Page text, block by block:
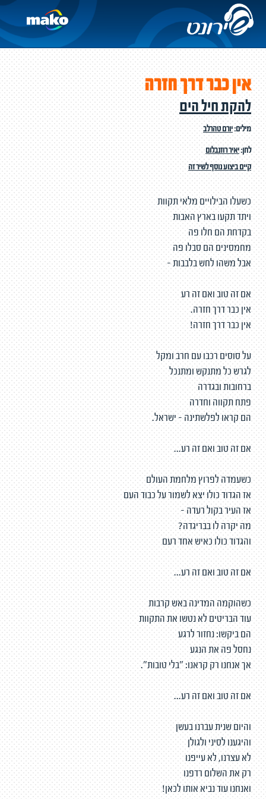
אין כבר דרך חזרה
להקת חיל הים
מילים:יורם טהרלב
לחן:יאיר רוזנבלום
קיים ביצוע נוסף לשיר זה
כשעלו הבילויים מלאי תקוות
ויתד תקעו בארץ האבות
בקדחת הם חלו פה
מחמסינים הם סבלו פה
אבל משהו לחש בלבבות -
אם זה טוב ואם זה רע
אין כבר דרך חזרה.
אין כבר דרך חזרה!
על סוסים רכבו עם חרב ומקל
לגרש כל מתנקש ומתנכל
ברחובות ובגדרה
פתח תקווה וחדרה
הם קראו לפלשתינה - ישראל.
אם זה טוב ואם זה רע...
כשעמדה לפרוץ מלחמת העולם
אז הגדוד כולו יצא לשמור על כבוד העם
אז העיר בקול רעדה -
מה יקרה לו בבריגדה?
והגדוד כולו כאיש אחד רעם
אם זה טוב ואם זה רע...
כשהוקמה המדינה באש קרבות
עוד הבריטים לא נטשו את התקוות
הם ביקשו: נחזור לרגע
נחסל פה את הנגע
אך אנחנו רק קראנו: "בלי טובות".
אם זה טוב ואם זה רע...
והיום שנית עברנו בעשן
והיגענו לסיני ולגולן
לא עצרנו, לא עייפנו
רק את השלום רדפנו
ואנחנו עוד נביא אותו לכאן!